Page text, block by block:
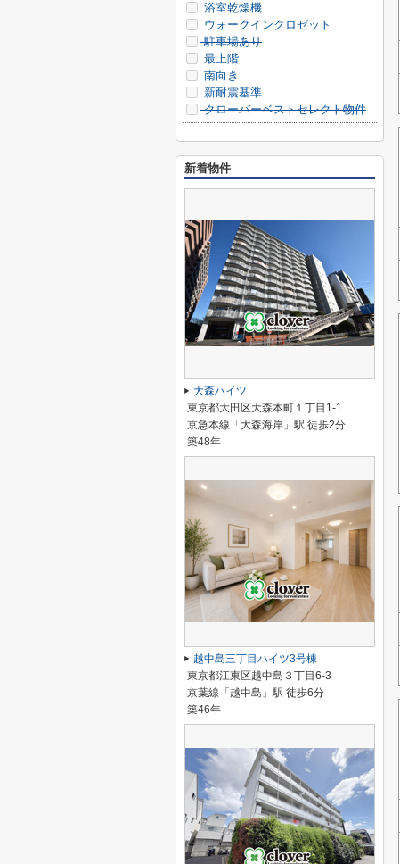
浴室乾燥機
ウォークインクロゼット
駐車場あり
最上階
南向き
新耐震基準
クローバーベストセレクト物件
新着物件
大森ハイツ
東京都大田区大森本町１丁目1-1
京急本線「大森海岸」駅 徒歩2分
築48年
越中島三丁目ハイツ3号棟
東京都江東区越中島３丁目6-3
京葉線「越中島」駅 徒歩6分
築46年